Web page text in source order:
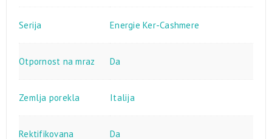
Serija Energie Ker-Cashmere
Otpornost na mraz Da
Zemlja porekla Italija
Rektifikovana Da